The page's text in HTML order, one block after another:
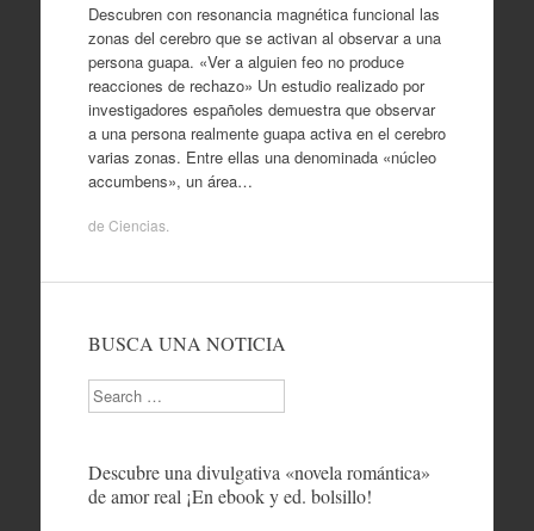
Descubren con resonancia magnética funcional las
zonas del cerebro que se activan al observar a una
persona guapa. «Ver a alguien feo no produce
reacciones de rechazo» Un estudio realizado por
investigadores españoles demuestra que observar
a una persona realmente guapa activa en el cerebro
varias zonas. Entre ellas una denominada «núcleo
accumbens», un área…
de Ciencias.
BUSCA UNA NOTICIA
Search
Descubre una divulgativa «novela romántica»
de amor real ¡En ebook y ed. bolsillo!